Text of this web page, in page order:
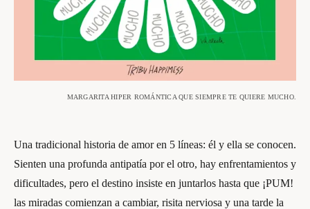
MARGARITA HIPER ROMÁNTICA QUE SIEMPRE TE QUIERE MUCHO.
Una tradicional historia de amor en 5 líneas: él y ella se conocen.
Sienten una profunda antipatía por el otro, hay enfrentamientos y
dificultades, pero el destino insiste en juntarlos hasta que ¡PUM!
las miradas comienzan a cambiar, risita nerviosa y una tarde la